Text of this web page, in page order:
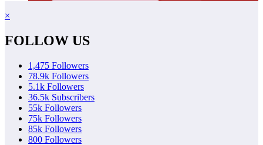
×
FOLLOW US
1,475 Followers
78.9k Followers
5.1k Followers
36.5k Subscribers
55k Followers
75k Followers
85k Followers
800 Followers